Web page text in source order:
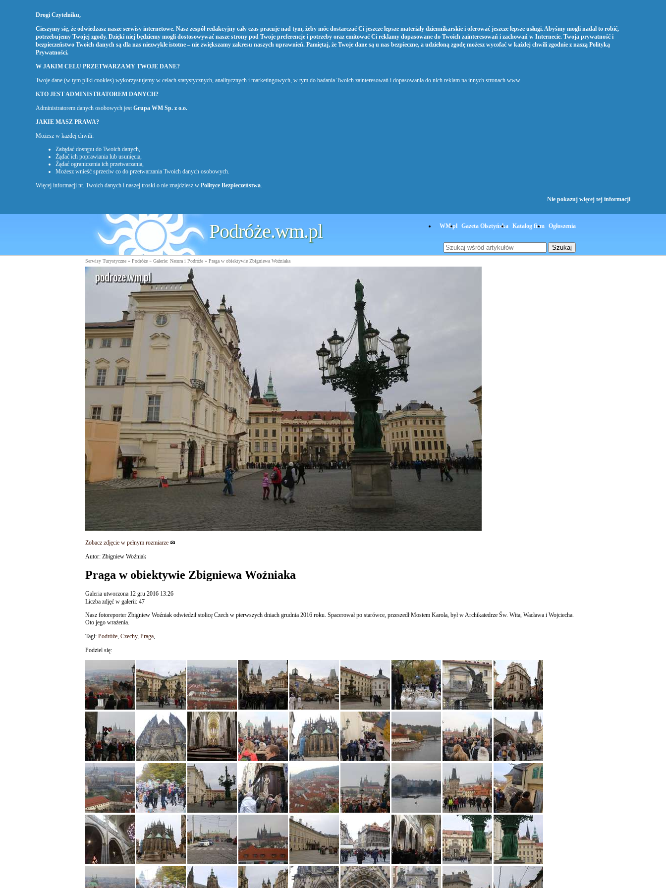
Drogi Czytelniku,
Cieszymy się, że odwiedzasz nasze serwisy internetowe. Nasz zespół redakcyjny cały czas pracuje nad tym, żeby móc dostarczać Ci jeszcze lepsze materiały dziennikarskie i oferować jeszcze lepsze usługi. Abyśmy mogli nadal to robić,
potrzebujemy Twojej zgody. Dzięki niej będziemy mogli dostosowywać nasze strony pod Twoje preferencje i potrzeby oraz emitować Ci reklamy dopasowane do Twoich zainteresowań i zachowań w Internecie. Twoja prywatność i
bezpieczeństwo Twoich danych są dla nas niezwykle istotne – nie zwiększamy zakresu naszych uprawnień. Pamiętaj, że Twoje dane są u nas bezpieczne, a udzieloną zgodę możesz wycofać w każdej chwili zgodnie z naszą Polityką
Prywatności.
W JAKIM CELU PRZETWARZAMY TWOJE DANE?
Twoje dane (w tym pliki cookies) wykorzystujemy w celach statystycznych, analitycznych i marketingowych, w tym do badania Twoich zainteresowań i dopasowania do nich reklam na innych stronach www.
KTO JEST ADMINISTRATOREM DANYCH?
Administratorem danych osobowych jest Grupa WM Sp. z o.o.
JAKIE MASZ PRAWA?
Możesz w każdej chwili:
Zażądać dostępu do Twoich danych,
Żądać ich poprawiania lub usunięcia,
Żądać ograniczenia ich przetwarzania,
Możesz wnieść sprzeciw co do przetwarzania Twoich danych osobowych.
Więcej informacji nt. Twoich danych i naszej troski o nie znajdziesz w Polityce Bezpieczeństwa.
Nie pokazuj więcej tej informacji
Podróże.wm.pl WM.pl Gazeta Olsztyńska Katalog firm Ogłoszenia
Serwisy Turystyczne » Podróże » Galerie: Natura i Podróże » Praga w obiektywie Zbigniewa Woźniaka
Zobacz zdjęcie w pełnym rozmiarze
Autor: Zbigniew Woźniak
Praga w obiektywie Zbigniewa Woźniaka
Galeria utworzona 12 gru 2016 13:26
Liczba zdjęć w galerii: 47
Nasz fotoreporter Zbigniew Woźniak odwiedził stolicę Czech w pierwszych dniach grudnia 2016 roku. Spacerował po starówce, przeszedł Mostem Karola, był w Archikatedrze Św. Wita, Wacława i Wojciecha.
Oto jego wrażenia.
Tagi: Podróże, Czechy, Praga,
Podziel się: